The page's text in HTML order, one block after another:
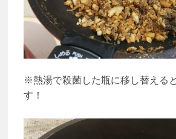
※熱湯で殺菌した瓶に移し替える
す！